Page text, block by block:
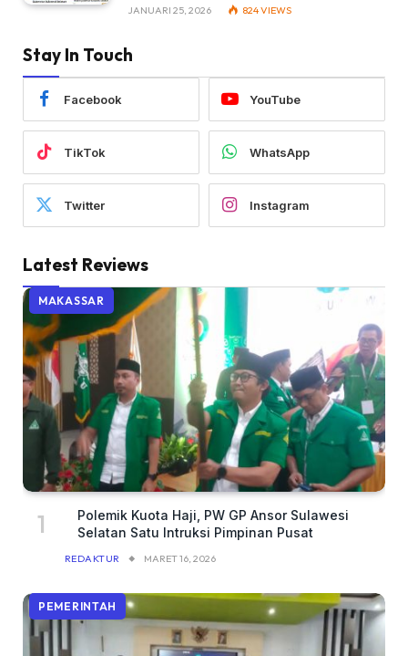
JANUARI 25, 2026 824VIEWS
Stay In Touch
Facebook YouTube
TikTok WhatsApp
Twitter Instagram
Latest Reviews
MAKASSAR
Polemik Kuota Haji, PW GP Ansor Sulawesi
Selatan Satu Intruksi Pimpinan Pusat
REDAKTUR MARET 16, 2026
PEMERINTAH